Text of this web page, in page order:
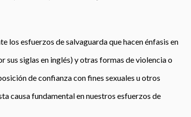
esfuerzos de salvaguarda que hacen énfasis en
sus siglas en inglés) y otras formas de violencia o
de confianza con fines sexuales u otros
causa fundamental en nuestros esfuerzos de